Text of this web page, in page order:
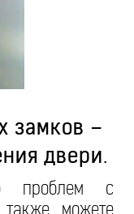
замков –
двери.
проблем с